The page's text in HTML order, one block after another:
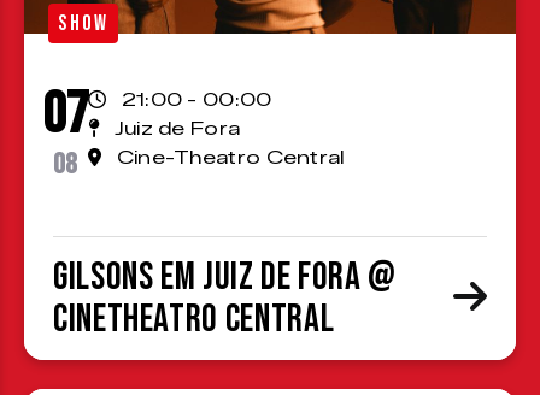
SHOW
07
08
21:00 - 00:00
Juiz de Fora
Cine-Theatro Central
Gilsons em Juiz de Fora @
CineTheatro Central